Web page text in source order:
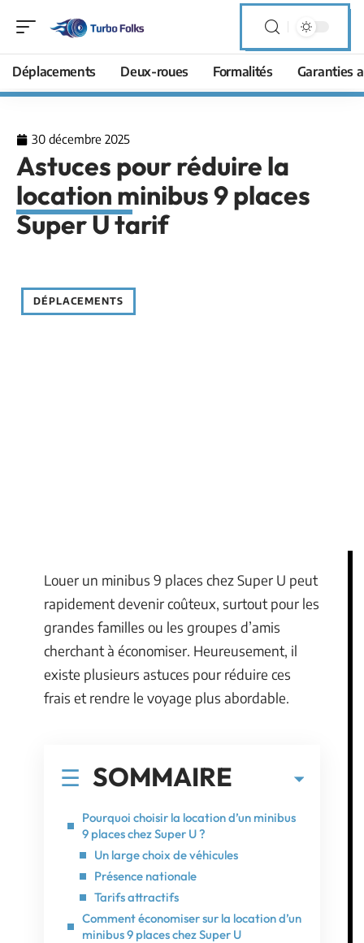
Déplacements Deux-roues Formalités Garanties
30 décembre 2025
Astuces pour réduire la
location minibus 9 places
Super U tarif
DÉPLACEMENTS
Louer un minibus 9 places chez Super U peut
rapidement devenir coûteux, surtout pour les
grandes familles ou les groupes d’amis
cherchant à économiser. Heureusement, il
existe plusieurs astuces pour réduire ces
frais et rendre le voyage plus abordable.
SOMMAIRE
Pourquoi choisir la location d’un minibus
9 places chez Super U ?
Un large choix de véhicules
Présence nationale
Tarifs attractifs
Comment économiser sur la location d’un
minibus 9 places chez Super U